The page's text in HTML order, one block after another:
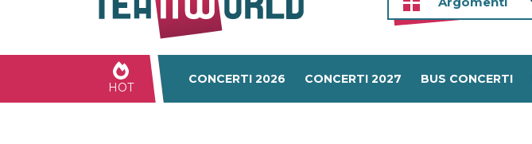
HOT
CONCERTI 2026 CONCERTI 2027 BUS CONCERTI